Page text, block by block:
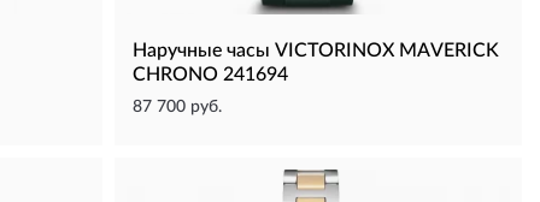
Наручные часы VICTORINOX MAVERICK
CHRONO 241694
87 700 руб.